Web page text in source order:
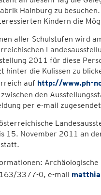
Hainburg zu
Kindern die
aller Schulstufen wird
2011 für diese
hinter die Kulissen zu
auf http://www.ph-
den
per e-mail
15. November 2011 an
3377-0, e-mail